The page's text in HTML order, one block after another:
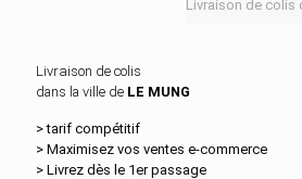
Livraison de colis
Livraison de colis
dans la ville de LE MUNG
> tarif compétitif
> Maximisez vos ventes e‑commerce
> Livrez dès le 1er passage